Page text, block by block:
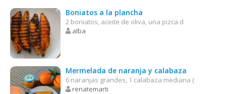
Boniatos a la plancha
2 boniatos, aceite de oliva, una pizca d
alba
Mermelada de naranja y calabaza
6 naranjas grandes, 1 calabaza mediana (
renatemarti